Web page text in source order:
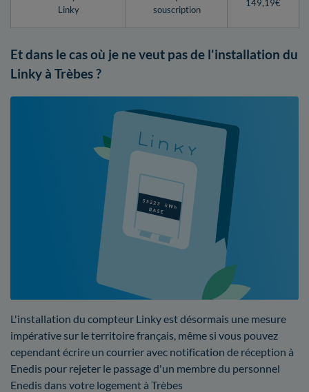
Linky
souscription
149,19€
Et dans le cas où je ne veut pas de l'installation du
Linky à Trèbes ?
L'installation du compteur Linky est désormais une mesure
impérative sur le territoire français, même si vous pouvez
cependant écrire un courrier avec notification de réception à
Enedis pour rejeter le passage d'un membre du personnel
Enedis dans votre logement à Trèbes